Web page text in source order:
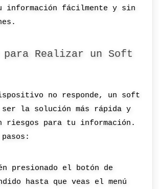
información fácilmente y sin
para Realizar un Soft
no responde, un soft
ser la solución más rápida y
riesgos para tu información.
presionado el botón de
hasta que veas el menú